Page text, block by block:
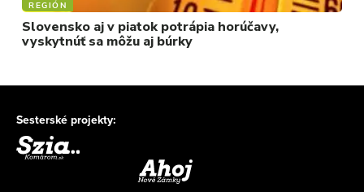
REGIÓN
Slovensko aj v piatok potrápia horúčavy,
vyskytnúť sa môžu aj búrky
Sesterské projekty: